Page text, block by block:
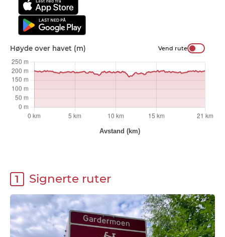
Høyde over havet (m) Vend rute
1 Signerte ruter